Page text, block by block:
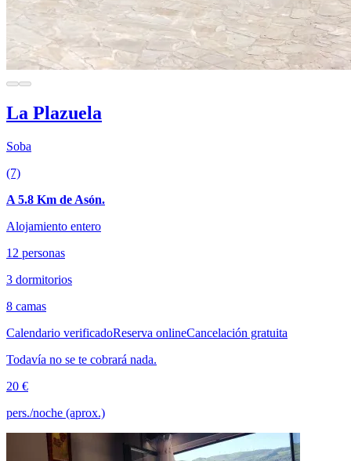
La Plazuela
Soba
(7)
A 5.8 Km de Asón.
Alojamiento entero
12 personas
3 dormitorios
8 camas
Calendario verificadoReserva onlineCancelación gratuita
Todavía no se te cobrará nada.
20 €
pers./noche (aprox.)